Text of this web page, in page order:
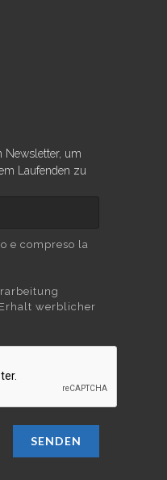
Newsletter, um
Laufenden zu
e compreso la
werblicher
SENDEN